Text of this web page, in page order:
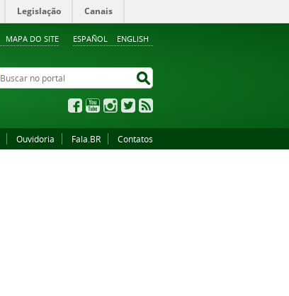
ESPAÑOL ENGLISH
MAPA DO SITE
Legislação Canais
Buscar no portal
FacebookYouTubeInstagram
Twitter
Ouvidoria Fala.BR Contatos